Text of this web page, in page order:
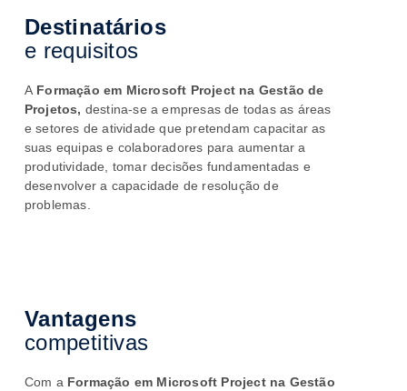
Destinatários
e requisitos
A Formação em Microsoft Project na Gestão de
Projetos, destina-se a empresas de todas as áreas
e setores de atividade que pretendam capacitar as
suas equipas e colaboradores para aumentar a
produtividade, tomar decisões fundamentadas e
desenvolver a capacidade de resolução de
problemas.
Vantagens
competitivas
Com a Formação em Microsoft Project na Gestão